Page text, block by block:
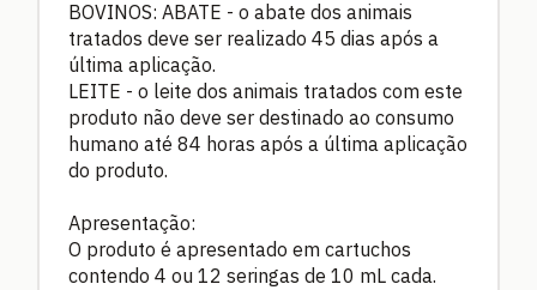
BOVINOS: ABATE - o abate dos animais
tratados deve ser realizado 45 dias após a
última aplicação.
LEITE - o leite dos animais tratados com este
produto não deve ser destinado ao consumo
humano até 84 horas após a última aplicação
do produto.
Apresentação:
O produto é apresentado em cartuchos
contendo 4 ou 12 seringas de 10 mL cada.